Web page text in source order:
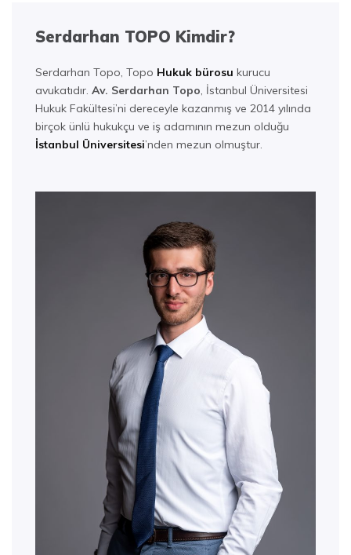
Serdarhan TOPO Kimdir?
Serdarhan Topo, Topo Hukuk bürosu kurucu
avukatıdır. Av. Serdarhan Topo, İstanbul Üniversitesi
Hukuk Fakültesi’ni dereceyle kazanmış ve 2014 yılında
birçok ünlü hukukçu ve iş adamının mezun olduğu
İstanbul Üniversitesi’nden mezun olmuştur.